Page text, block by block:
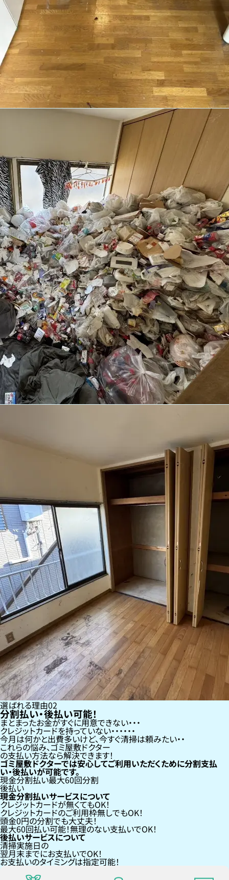
選ばれる理由02
分割払い・後払い可能！
まとまったお金がすぐに用意できない
クレジットカードを持っていない・・・
今月は何かと出費多いけど、今すぐ清掃は頼みたい
これらの悩み、ゴミ屋敷ドクター
の支払い方法なら解決できます！
ゴミ屋敷ドクターでは安心してご利用いただくために分割支払
い・後払いが可能です。
現金分割払い最大60回分割
後払い
現金分割払いサービスについて
クレジットカードが無くてもOK！
クレジットカードのご利用枠無しでもOK！
頭金0円の分割でも大丈夫！
最大60回払い可能！無理のない支払いでOK！
後払いサービスについて
清掃実施日の
翌月末までにお支払いでOK！
お支払いのタイミングは指定可能！